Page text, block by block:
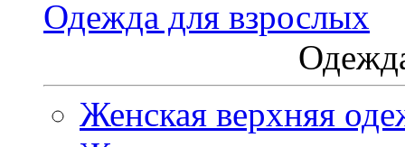
Одежда для взрослых
Женская верхняя